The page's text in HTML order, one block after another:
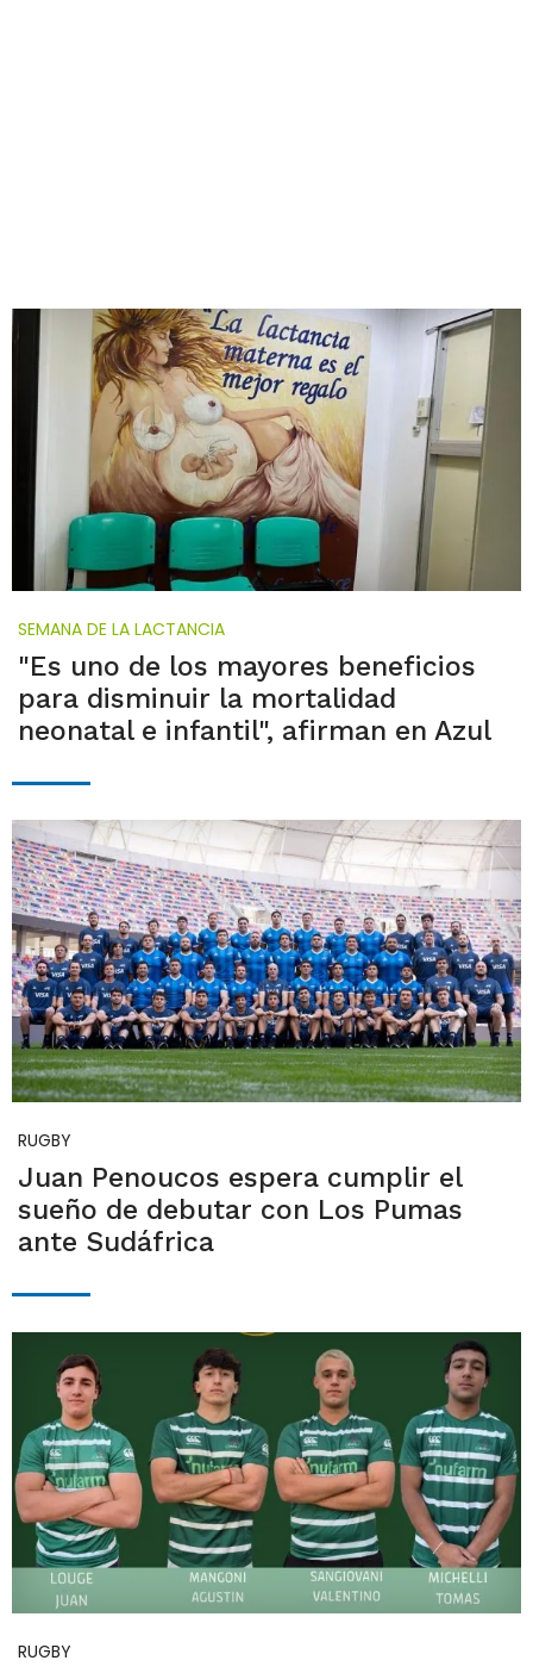
SEMANA DE LA LACTANCIA
"Es uno de los mayores beneficios
para disminuir la mortalidad
neonatal e infantil", afirman en Azul
RUGBY
Juan Penoucos espera cumplir el
sueño de debutar con Los Pumas
ante Sudáfrica
RUGBY